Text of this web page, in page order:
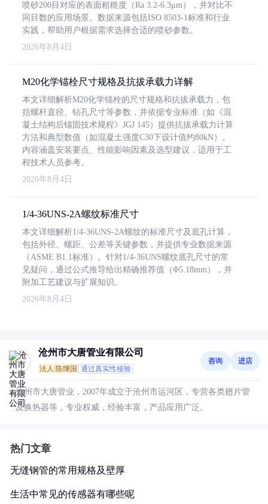
喷砂200目对应的表面粗糙度（Ra 3.2-6.3μm），并对比不
同目数的应用场景。数据来源包括ISO 8503-1标准和行业
实践，帮助用户根据需求选择合适的喷砂参数。
2026年8月4日
M20化学锚栓尺寸规格及抗拔承载力详解
本文详细解析M20化学锚栓的尺寸规格和抗拔承载力，包
括螺杆直径、钻孔尺寸等参数，并依据专业标准（如《混
凝土结构后锚固技术规程》JGJ 145）提供抗拔承载力计算
方法和典型数值（如混凝土强度C30下设计值约80kN）。
内容涵盖安装要点、性能影响因素及选型建议，适用于工
程技术人员参考。
2026年8月4日
1/4-36UNS-2A螺纹标准尺寸
本文详细解析1/4-36UNS-2A螺纹的标准尺寸及底孔计算，
包括外径、螺距、公差等关键参数，并提供专业数据来源
（ASME B1.1标准）。针对1/4-36UNS螺纹底孔尺寸的常
见疑问，通过公式推导给出精确推荐值（Φ5.18mm），并
附加工艺建议与扩展知识。
2026年8月4日
沧州市大唐管业有限公司
法人:陈继国 通过真实性核验
咨询 进店
沧州市大唐管业，2007年成立于沧州市运河区，专营各类翅片管
及换热器等，专业权威，经验丰富，产品应用广泛。
热门文章
无缝钢管的常用规格及壁厚
生活中常见的传感器有哪些呢